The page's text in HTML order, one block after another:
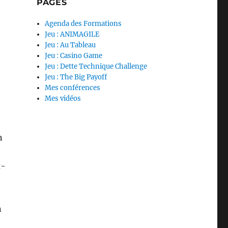
PAGES
Agenda des Formations
Jeu : ANIMAGILE
Jeu : Au Tableau
Jeu : Casino Game
Jeu : Dette Technique Challenge
Jeu : The Big Payoff
Mes conférences
Mes vidéos